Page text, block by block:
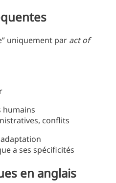
uniquement par act of
humains
conflits
adaptation
a ses spécificités
en anglais